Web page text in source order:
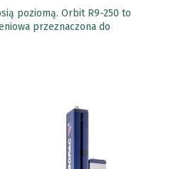
poziomą. Orbit R9-250 to
przeznaczona do